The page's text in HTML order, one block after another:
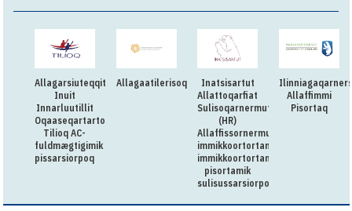
Allagarsiuteqqitaq:
Inuit
Innarluutillit
Oqaaseqartartorqarfia
Tilioq AC-
fuldmægtigimik
pissarsiorpoq
Allagaatilerisoq
Inatsisartut
Allattoqarfiat
Sulisoqarnermut
(HR)
Allaffissornermullu
immikkoortortamut
immikkoortortami
pisortamik
sulisussarsiorpoq
Allaffimmi
Pisortaq